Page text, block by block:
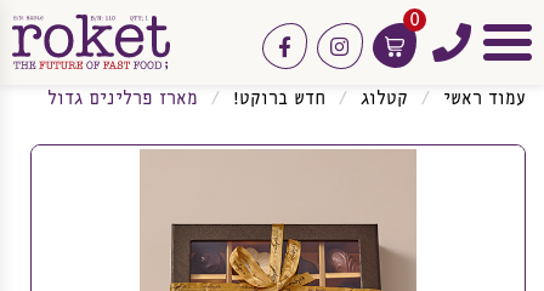
תפריט
טלפון
0
instagram
facebook
עמוד ראשי קטלוג חדש ברוקט! מארז פרלינים גדול